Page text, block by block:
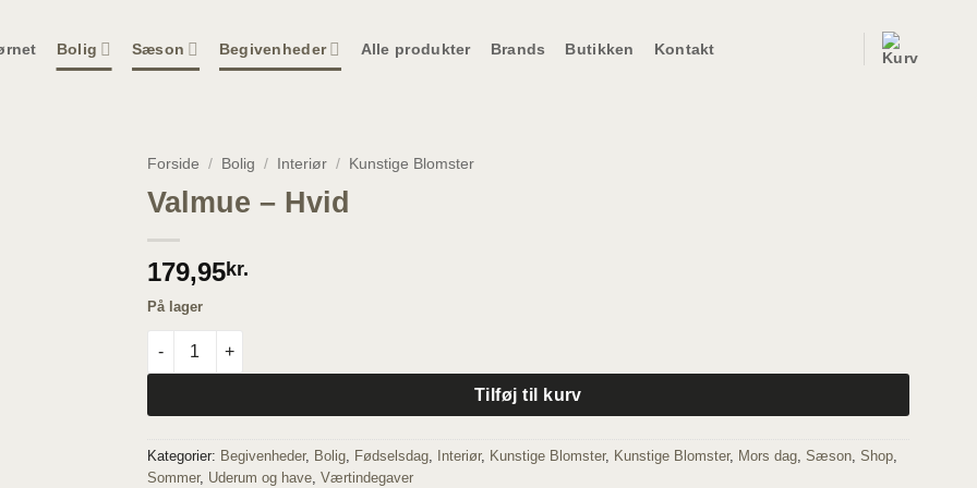
Bolig Sæson Begivenheder Alle produkter Brands Butikken Kontakt
Forside / Bolig / Interiør / Kunstige Blomster
Valmue – Hvid
179,95kr.
På lager
Valmue - Hvid antal
Tilføj til kurv
Kategorier: Begivenheder, Bolig, Fødselsdag, Interiør, Kunstige Blomster, Kunstige Blomster, Mors dag, Sæson, Shop,
Sommer, Uderum og have, Værtindegaver